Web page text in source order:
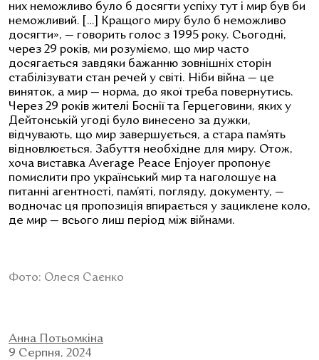
них неможливо було б досягти успіху тут і мир був би
неможливий. […] Кращого миру було б неможливо
досягти», — говорить голос з 1995 року. Сьогодні,
через 29 років, ми розуміємо, що мир часто
досягається завдяки бажанню зовнішніх сторін
стабілізувати стан речей у світі. Ніби війна — це
виняток, а мир — норма, до якої треба повернутись.
Через 29 років жителі Боснії та Герцеговини, яких у
Дейтонській угоді було винесено за дужки,
відчувають, що мир завершується, а стара пам’ять
відновлюється. Забуття необхідне для миру. Отож,
хоча виставка Average Peace Enjoyer пропонує
помислити про український мир та наголошує на
питанні агентності, пам’яті, погляду, документу, —
водночас ця пропозиція впирається у зациклене коло,
де мир — всього лиш період між війнами.
Фото: Олеся Саєнко
Анна Потьомкіна
9 Серпня, 2024